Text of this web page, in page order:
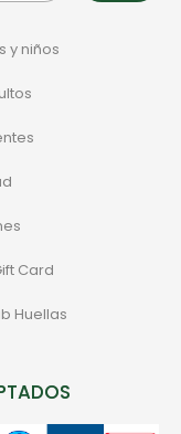
y niños
Card
Huellas